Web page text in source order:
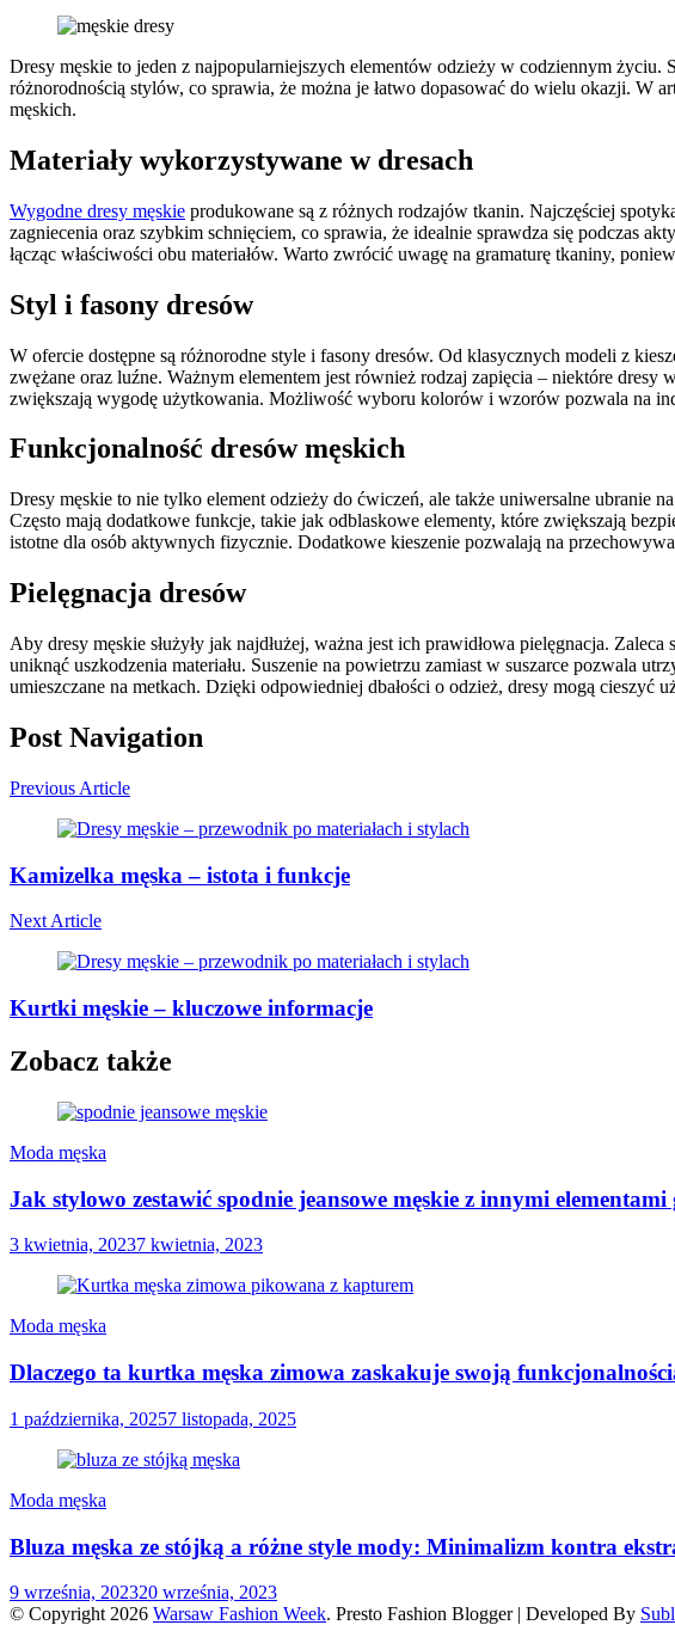
Dresy męskie to jeden z najpopularniejszych elementów odzieży w codziennym
różnorodnością stylów, co sprawia, że można je łatwo dopasować do wielu okazji. W
męskich.
Materiały wykorzystywane w dresach
Wygodne dresy męskie produkowane są z różnych rodzajów tkanin. Najczęściej
zagniecenia oraz szybkim schnięciem, co sprawia, że idealnie sprawdza się podczas
łącząc właściwości obu materiałów. Warto zwrócić uwagę na gramaturę tkaniny,
Styl i fasony dresów
W ofercie dostępne są różnorodne style i fasony dresów. Od klasycznych modeli z
zwężane oraz luźne. Ważnym elementem jest również rodzaj zapięcia – niektóre
zwiększają wygodę użytkowania. Możliwość wyboru kolorów i wzorów pozwala na
Funkcjonalność dresów męskich
Dresy męskie to nie tylko element odzieży do ćwiczeń, ale także uniwersalne ubranie
Często mają dodatkowe funkcje, takie jak odblaskowe elementy, które zwiększają
istotne dla osób aktywnych fizycznie. Dodatkowe kieszenie pozwalają na
Pielęgnacja dresów
Aby dresy męskie służyły jak najdłużej, ważna jest ich prawidłowa pielęgnacja.
uniknąć uszkodzenia materiału. Suszenie na powietrzu zamiast w suszarce pozwala
umieszczane na metkach. Dzięki odpowiedniej dbałości o odzież, dresy mogą cieszyć
Post Navigation
Previous Article
Kamizelka męska – istota i funkcje
Next Article
Kurtki męskie – kluczowe informacje
Zobacz także
Moda męska
Jak stylowo zestawić spodnie jeansowe męskie z innymi
3 kwietnia, 20237 kwietnia, 2023
Moda męska
Dlaczego ta kurtka męska zimowa zaskakuje swoją
1 października, 20257 listopada, 2025
Moda męska
Bluza męska ze stójką a różne style mody: Minimalizm kontra
9 września, 202320 września, 2023
© Copyright 2026 Warsaw Fashion Week. Presto Fashion Blogger | Developed By